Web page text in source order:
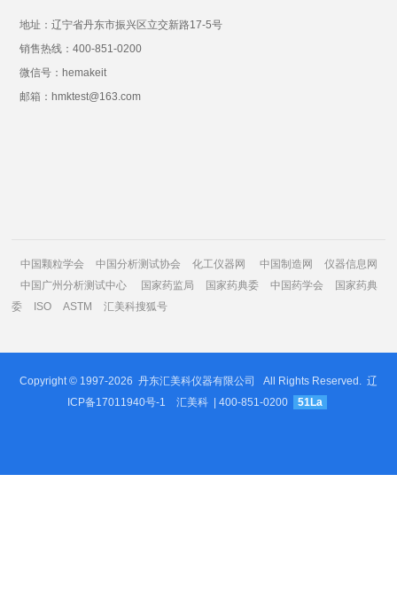
地址：辽宁省丹东市振兴区立交新路17-5号
销售热线：400-851-0200
微信号：hemakeit
邮箱：hmktest@163.com
中国颗粒学会 中国分析测试协会 化工仪器网 中国制造网
仪器信息网
中国广州分析测试中心
国家药监局 国家药典委 中国药学会
国家药典
委
ISO ASTM 汇美科搜狐号
Copyright © 1997-2026 丹东汇美科仪器有限公司 All Rights Reserved. 辽
ICP备17011940号-1
汇美科 | 400-851-0200 51La